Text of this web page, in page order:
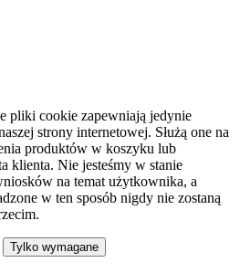
pliki cookie zapewniają jedynie
strony internetowej. Służą one na
produktów w koszyku lub
klienta. Nie jesteśmy w stanie
na temat użytkownika, a
w ten sposób nigdy nie zostaną
Tylko wymagane